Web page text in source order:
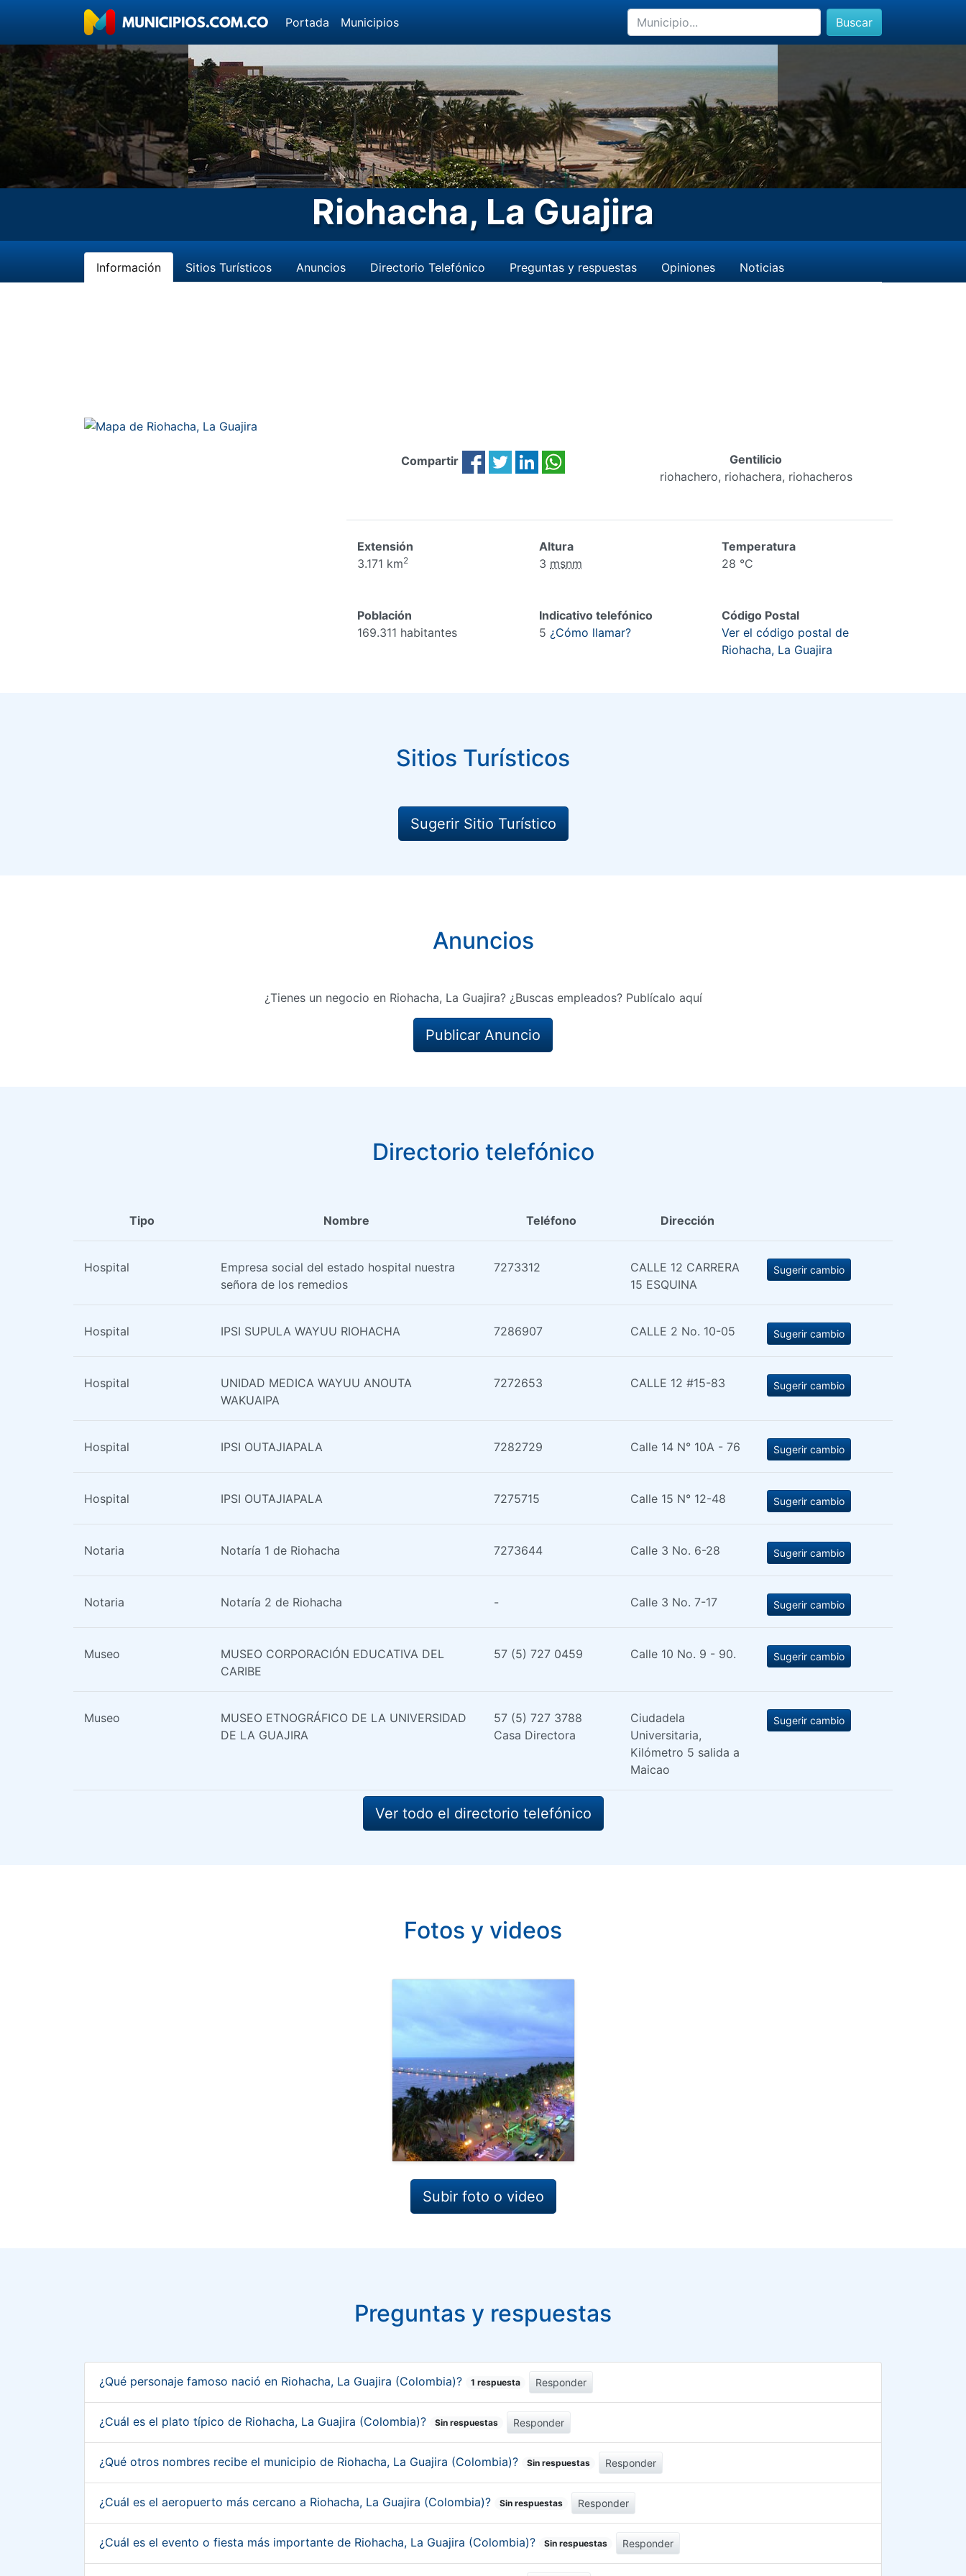
Portada Municipios Buscar
Riohacha, La Guajira
Información Sitios Turísticos Anuncios Directorio Telefónico Preguntas y respuestas Opiniones Noticias
Compartir
Gentilicio
riohachero, riohachera, riohacheros
Extensión
3.171 km2
Altura
3 msnm
Temperatura
28 °C
Población
169.311 habitantes
Indicativo telefónico
5 ¿Cómo llamar?
Código Postal
Ver el código postal de
Riohacha, La Guajira
Sitios Turísticos
Sugerir Sitio Turístico
Anuncios
¿Tienes un negocio en Riohacha, La Guajira? ¿Buscas empleados? Publícalo aquí
Publicar Anuncio
Directorio telefónico
Tipo Nombre Teléfono Dirección
Hospital
Empresa social del estado hospital nuestra
señora de los remedios
7273312
CALLE 12 CARRERA
15 ESQUINA
Sugerir cambio
Hospital IPSI SUPULA WAYUU RIOHACHA 7286907 CALLE 2 No. 10-05 Sugerir cambio
Hospital
UNIDAD MEDICA WAYUU ANOUTA
WAKUAIPA
7272653 CALLE 12 #15-83 Sugerir cambio
Hospital IPSI OUTAJIAPALA 7282729 Calle 14 N° 10A - 76 Sugerir cambio
Hospital IPSI OUTAJIAPALA 7275715 Calle 15 N° 12-48 Sugerir cambio
Notaria Notaría 1 de Riohacha 7273644 Calle 3 No. 6-28 Sugerir cambio
Notaria Notaría 2 de Riohacha - Calle 3 No. 7-17 Sugerir cambio
Museo
MUSEO CORPORACIÓN EDUCATIVA DEL
CARIBE
57 (5) 727 0459 Calle 10 No. 9 - 90. Sugerir cambio
Museo
MUSEO ETNOGRÁFICO DE LA UNIVERSIDAD
DE LA GUAJIRA
57 (5) 727 3788
Casa Directora
Ciudadela
Universitaria,
Kilómetro 5 salida a
Maicao
Sugerir cambio
Ver todo el directorio telefónico
Fotos y videos
Subir foto o video
Preguntas y respuestas
¿Qué personaje famoso nació en Riohacha, La Guajira (Colombia)? 1 respuesta Responder
¿Cuál es el plato típico de Riohacha, La Guajira (Colombia)? Sin respuestas Responder
¿Qué otros nombres recibe el municipio de Riohacha, La Guajira (Colombia)? Sin respuestas Responder
¿Cuál es el aeropuerto más cercano a Riohacha, La Guajira (Colombia)? Sin respuestas Responder
¿Cuál es el evento o fiesta más importante de Riohacha, La Guajira (Colombia)? Sin respuestas Responder